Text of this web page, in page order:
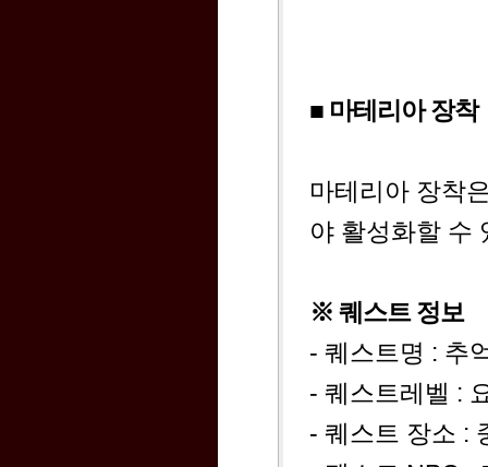
■ 마테리아 장착
마테리아 장착
야 활성화할 수
※ 퀘스트 정보
- 퀘스트명 : 추
- 퀘스트레벨 :
- 퀘스트 장소 :